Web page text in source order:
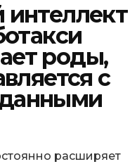
интеллект
роды,
с
расширяет